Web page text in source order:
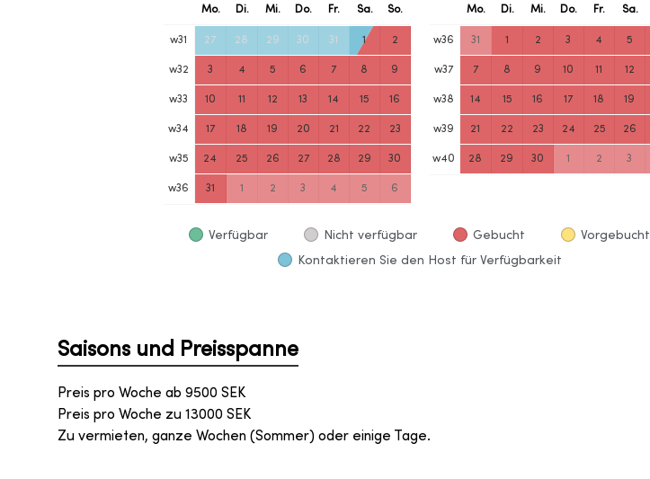
Mo. Di. Mi. Do. Fr. Sa. So.
w31 27 28 29 30 31 1 2
w32 3 4 5 6 7 8 9
w33 10 11 12 13 14 15 16
w34 17 18 19 20 21 22 23
w35 24 25 26 27 28 29 30
w36 31 1 2 3 4 5 6
Mo. Di. Mi. Do. Fr. Sa.
w36 31 1 2 3 4 5
w37 7 8 9 10 11 12
w38 14 15 16 17 18 19
w39 21 22 23 24 25 26
w40 28 29 30 1 2 3
Verfügbar Nicht verfügbar Gebucht Vorgebucht
Kontaktieren Sie den Host für Verfügbarkeit
Saisons und Preisspanne
Preis pro Woche ab 9500 SEK
Preis pro Woche zu 13000 SEK
Zu vermieten, ganze Wochen (Sommer) oder einige Tage.